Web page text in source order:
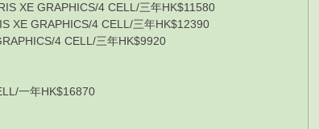
GRAPHICS/4 CELL/三年HK$11580
GRAPHICS/4 CELL/三年HK$12390
4 CELL/三年HK$9920
一年HK$16870